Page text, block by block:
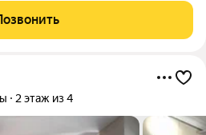
всего в нескольких минутах
Здесь
2 этаж из 4